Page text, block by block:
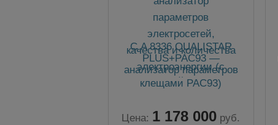
C.A 8336 QUALISTAR
PLUS+PAC93 —
анализатор параметров
электросетей, качества и
клещами PAC93)
Цена: 1 178 000 руб.